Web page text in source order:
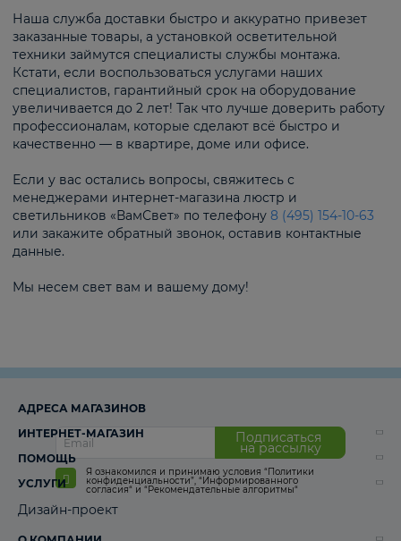
Наша служба доставки быстро и аккуратно привезет
заказанные товары, а установкой осветительной
техники займутся специалисты службы монтажа.
Кстати, если воспользоваться услугами наших
специалистов, гарантийный срок на оборудование
увеличивается до 2 лет! Так что лучше доверить работу
профессионалам, которые сделают всё быстро и
качественно — в квартире, доме или офисе.
Если у вас остались вопросы, свяжитесь с
менеджерами интернет-магазина люстр и
светильников «ВамСвет» по телефону 8 (495) 154-10-63
или закажите обратный звонок, оставив контактные
данные.
Мы несем свет вам и вашему дому!
Подписаться
на рассылку
Я ознакомился и принимаю условия “Политики
конфиденциальности”, “Информированного
согласия“ и “Рекомендательные алгоритмы“
АДРЕСА МАГАЗИНОВ
ИНТЕРНЕТ-МАГАЗИН
ПОМОЩЬ
УСЛУГИ
Дизайн-проект